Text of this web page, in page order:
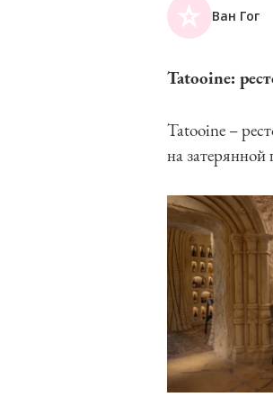
Ван Гог
Tatooine:
Tatooine –
на